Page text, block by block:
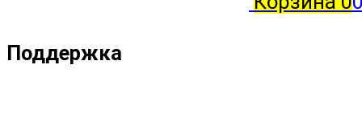
Поддержка